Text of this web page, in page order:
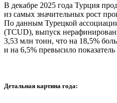
В декабре 2025 года Турция
из самых значительных рост
По данным Турецкой
(TCUD), выпуск
3,53 млн тонн, что на 18,5%
и на 6,5% превысило показатель
Детальная картина года: